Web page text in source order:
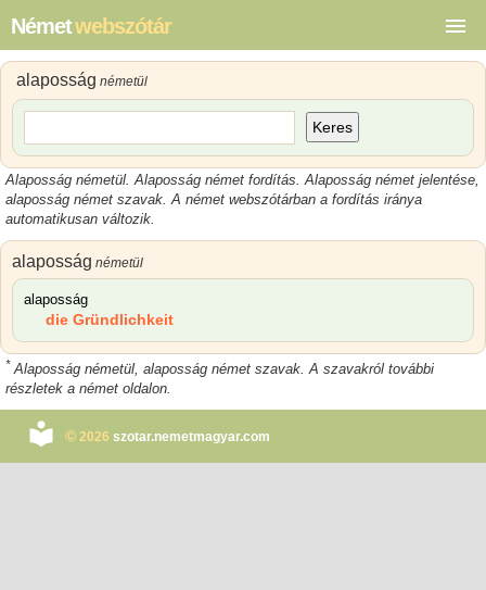
Németwebszótár
alaposság németül
Keres
Alaposság németül. Alaposság német fordítás. Alaposság német jelentése,
alaposság német szavak. A német webszótárban a fordítás iránya
automatikusan változik.
alaposság németül
alaposság
die Gründlichkeit
* Alaposság németül, alaposság német szavak. A szavakról további
részletek a német oldalon.
© 2026 szotar.nemetmagyar.com